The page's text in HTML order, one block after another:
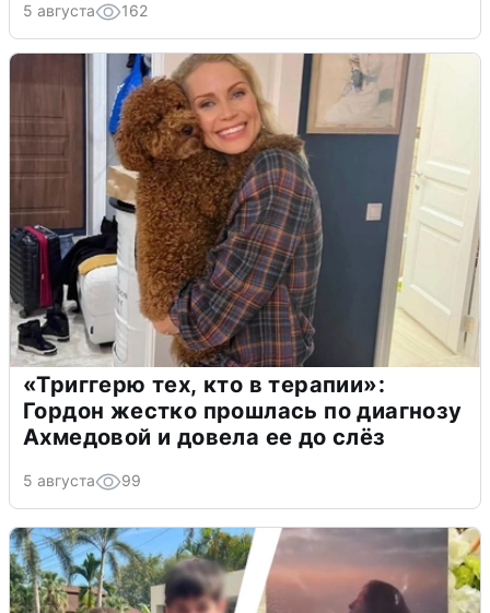
5 августа 162
«Триггерю тех, кто в терапии»:
Гордон жестко прошлась по диагнозу
Ахмедовой и довела ее до слёз
5 августа 99